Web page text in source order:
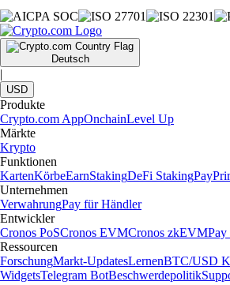
Deutsch
|
USD
Produkte
Crypto.com AppOnchainLevel Up
Märkte
Krypto
Funktionen
KartenKörbeEarnStakingDeFi StakingPay
Unternehmen
VerwahrungPay für Händler
Entwickler
Cronos PoSCronos EVMCronos zkEVM
Ressourcen
ForschungMarkt-UpdatesLernenBTC/USD
WidgetsTelegram BotBeschwerdepolitik